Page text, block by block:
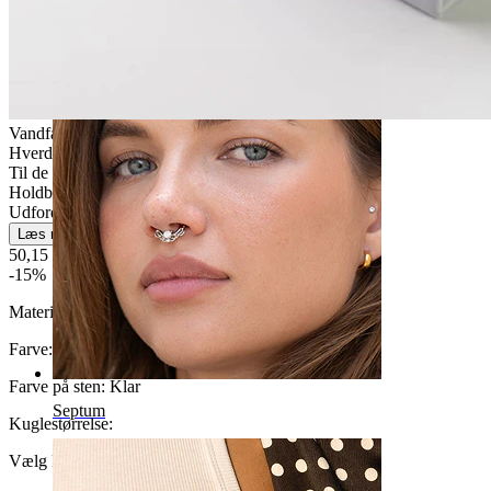
Septum
Vandfast
Hverdagsbrug
Til de fleste hudtyper
Holdbar
Udfordrende
Læs mere
50,15 kr59,00 kr
-15%
Materiale:Kirurgisk stål
Farve: Blank
Farve på sten: Klar
Kuglestørrelse:
Vælg Kuglestørrelse